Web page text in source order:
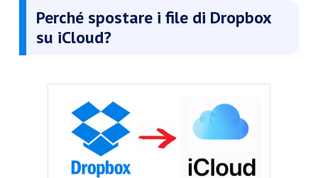
Perché spostare i file di Dropbox
su iCloud?